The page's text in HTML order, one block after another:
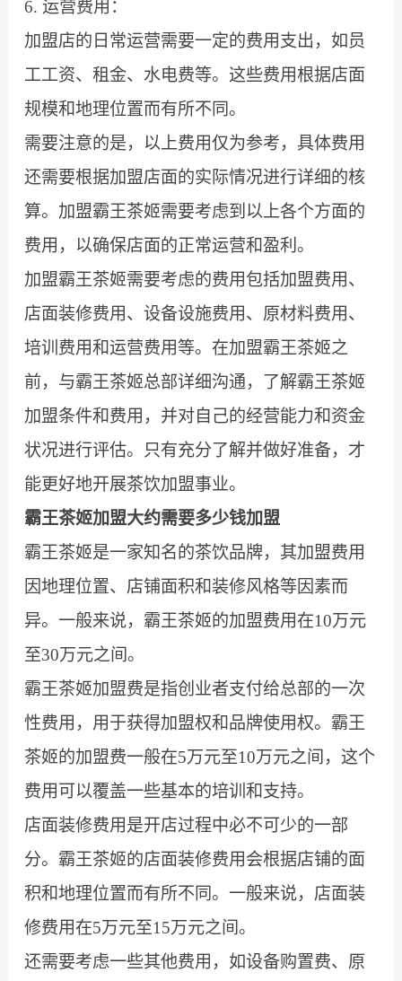
6. 运营费用：
加盟店的日常运营需要一定的费用支出，如员
工工资、租金、水电费等。这些费用根据店面
规模和地理位置而有所不同。
需要注意的是，以上费用仅为参考，具体费用
还需要根据加盟店面的实际情况进行详细的核
算。加盟霸王茶姬需要考虑到以上各个方面的
费用，以确保店面的正常运营和盈利。
加盟霸王茶姬需要考虑的费用包括加盟费用、
店面装修费用、设备设施费用、原材料费用、
培训费用和运营费用等。在加盟霸王茶姬之
前，与霸王茶姬总部详细沟通，了解霸王茶姬
加盟条件和费用，并对自己的经营能力和资金
状况进行评估。只有充分了解并做好准备，才
能更好地开展茶饮加盟事业。
霸王茶姬加盟大约需要多少钱加盟
霸王茶姬是一家知名的茶饮品牌，其加盟费用
因地理位置、店铺面积和装修风格等因素而
异。一般来说，霸王茶姬的加盟费用在10万元
至30万元之间。
霸王茶姬加盟费是指创业者支付给总部的一次
性费用，用于获得加盟权和品牌使用权。霸王
茶姬的加盟费一般在5万元至10万元之间，这个
费用可以覆盖一些基本的培训和支持。
店面装修费用是开店过程中必不可少的一部
分。霸王茶姬的店面装修费用会根据店铺的面
积和地理位置而有所不同。一般来说，店面装
修费用在5万元至15万元之间。
还需要考虑一些其他费用，如设备购置费、原